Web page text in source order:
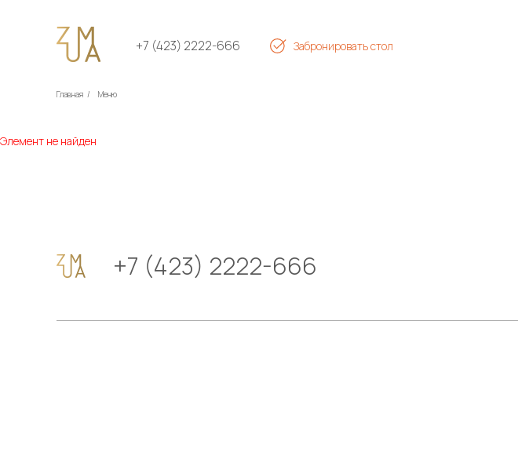
+7 (423) 2222-666 Забронировать стол
Главная / Меню
Элемент не найден
+7 (423) 2222-666